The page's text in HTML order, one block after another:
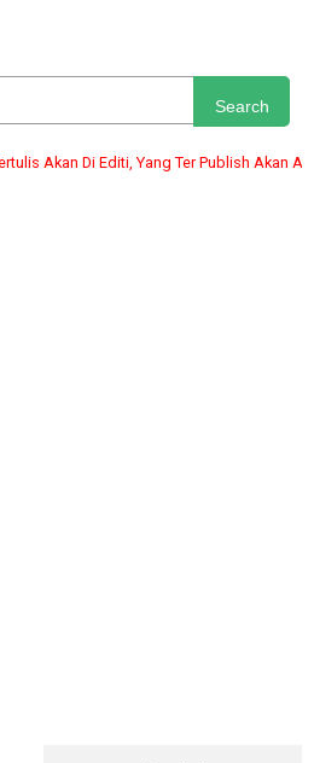
Search
Di Editi, Yang Ter Publish Akan Abadi" -